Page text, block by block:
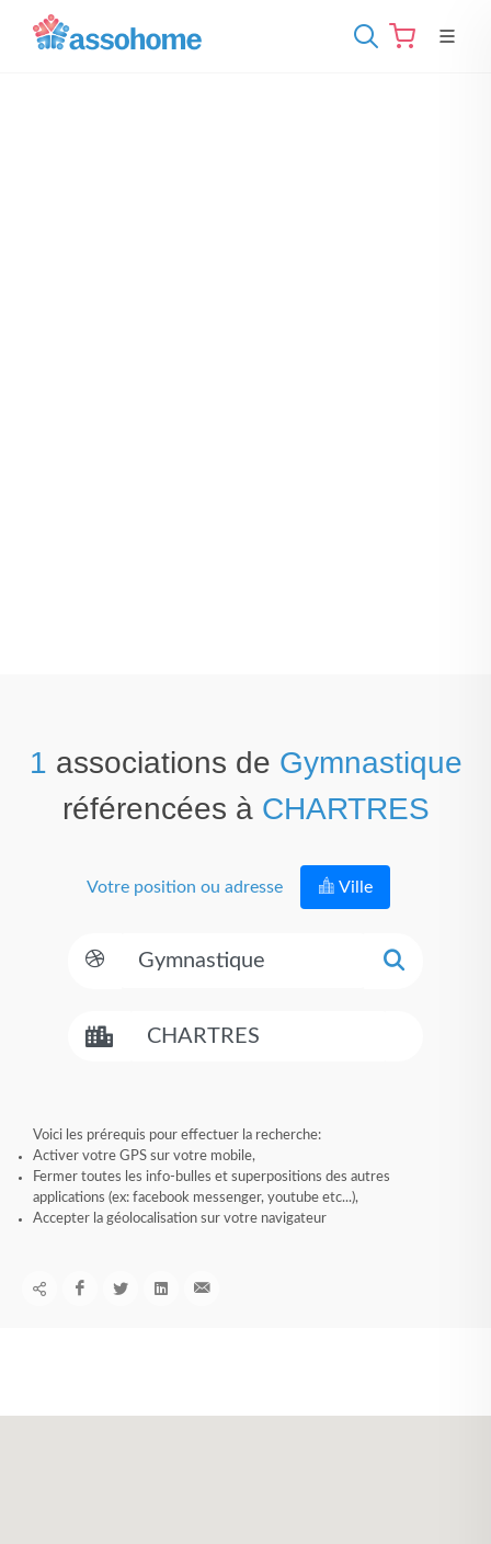
1 associations de Gymnastique
référencées à CHARTRES
Votre position ou adresse Ville
Voici les prérequis pour effectuer la recherche:
Activer votre GPS sur votre mobile,
Fermer toutes les info-bulles et superpositions des autres
applications (ex: facebook messenger, youtube etc...),
Accepter la géolocalisation sur votre navigateur